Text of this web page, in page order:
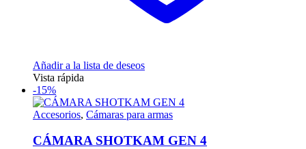
Añadir a la lista de deseos
Vista rápida
-15%
Accesorios, Cámaras para armas
CÁMARA SHOTKAM GEN 4